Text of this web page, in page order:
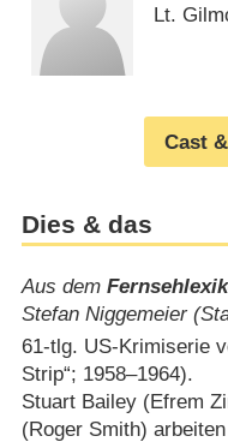
Lt.
Cast
Dies & das
Aus dem
Stefan Niggemeier
61-tlg. US-Krimiserie
Strip“; 1958⁠–⁠1964).
Stuart Bailey (Efrem
(Roger Smith)